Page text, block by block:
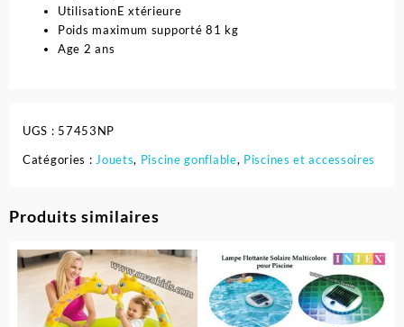
UtilisationE xtérieure
Poids maximum supporté 81 kg
Age 2 ans
UGS : 57453NP
Catégories :Jouets, Piscine gonflable, Piscines et accessoires
Produits similaires